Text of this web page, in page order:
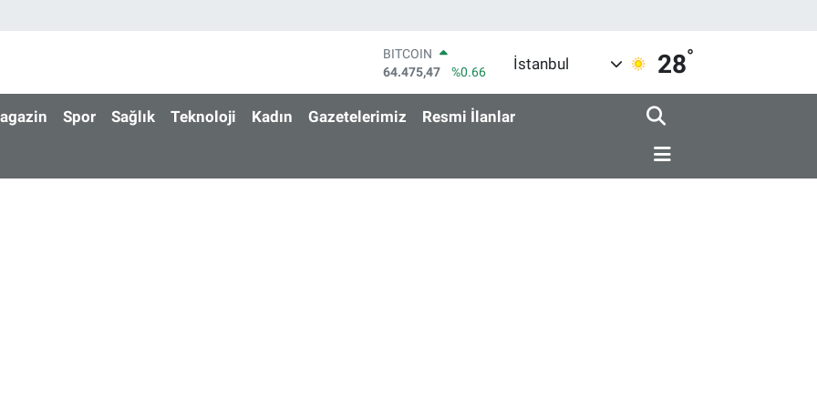
BITCOIN
64.475,47
%0.66
DOLAR
EURO
İstanbul 28°
Spor Sağlık Teknoloji Kadın Gazetelerimiz Resmi İlanlar